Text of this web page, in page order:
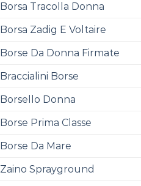
Borsa Tracolla Donna
Borsa Zadig E Voltaire
Borse Da Donna Firmate
Braccialini Borse
Borsello Donna
Borse Prima Classe
Borse Da Mare
Zaino Sprayground